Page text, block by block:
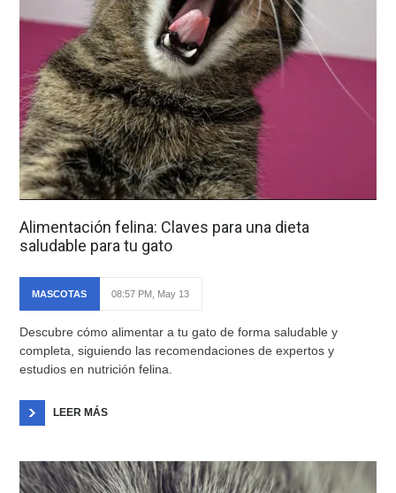
Alimentación felina: Claves para una dieta
saludable para tu gato
MASCOTAS 08:57 PM, May 13
Descubre cómo alimentar a tu gato de forma saludable y
completa, siguiendo las recomendaciones de expertos y
estudios en nutrición felina.
LEER MÁS